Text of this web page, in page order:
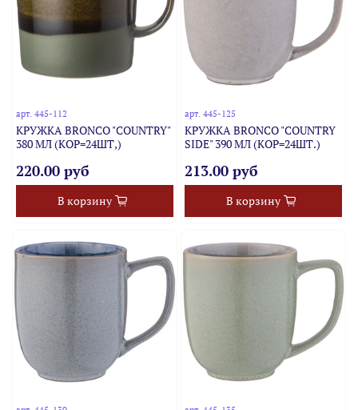
арт.445-112
КРУЖКА BRONCO "COUNTRY"
380 МЛ (КОР=24ШТ,)
220.00 руб
В корзину
арт. 445-125
КРУЖКА BRONCO "COUNTRY
SIDE" 390 МЛ (КОР=24ШТ.)
213.00 руб
В корзину